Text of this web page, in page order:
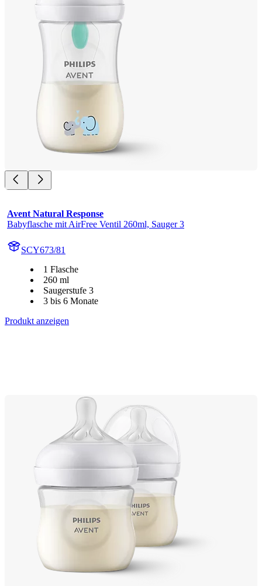
Avent Natural Response
Babyflasche mit AirFree Ventil 260ml, Sauger 3
SCY673/81
1 Flasche
260 ml
Saugerstufe 3
3 bis 6 Monate
Produkt anzeigen